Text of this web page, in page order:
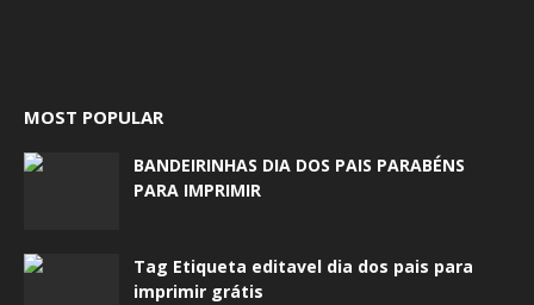
MOST POPULAR
BANDEIRINHAS DIA DOS PAIS PARABÉNS
PARA IMPRIMIR
Tag Etiqueta editavel dia dos pais para
imprimir grátis